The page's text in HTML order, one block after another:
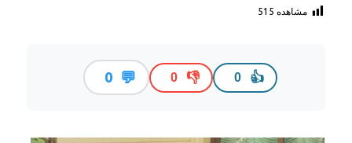
مشاهده 515
👍
0
👎
0
💬
0